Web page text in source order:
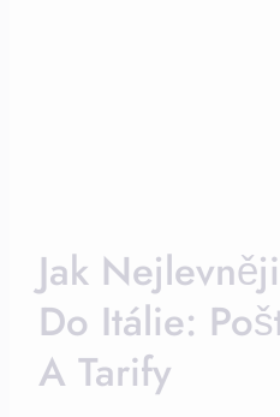
Jak
Do Itálie:
A Tarify